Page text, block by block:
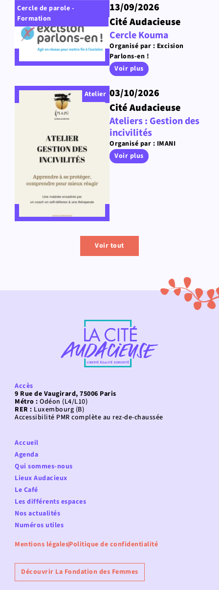
Cercle de parole -
Formation
13/09/2026
Cité Audacieuse
Cercle Kouma
Organisé par : Excision
Parlons-en !
Voir plus
Atelier 03/10/2026
Cité Audacieuse
Ateliers : Gestion des
incivilités
Organisé par : IMANI
Voir plus
Voir tout
Accès
9 Rue de Vaugirard, 75006 Paris
Métro : Odéon (L4/L10)
RER : Luxembourg (B)
Accessibilité PMR complète au rez-de-chaussée
Accueil
Agenda
Qui sommes-nous
Lieux Audacieux
Le Café
Les différents espaces
Nos actualités
Numéros utiles
Mentions légalesPolitique de confidentialité
Découvrir La Fondation des Femmes